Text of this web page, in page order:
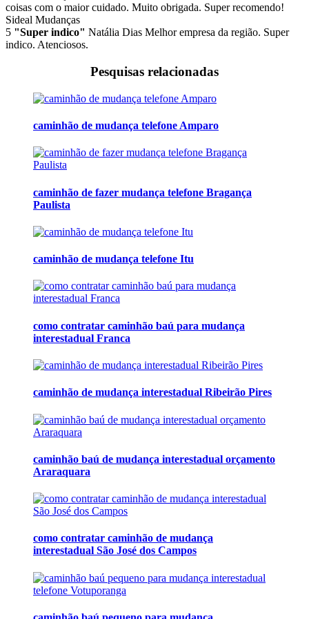
coisas com o maior cuidado. Muito obrigada. Super recomendo!
Sideal Mudanças
5 "Super indico" Natália Dias Melhor empresa da região. Super
indico. Atenciosos.
Pesquisas relacionadas
caminhão de mudança telefone Amparo
caminhão de fazer mudança telefone Bragança
Paulista
caminhão de mudança telefone Itu
como contratar caminhão baú para mudança
interestadual Franca
caminhão de mudança interestadual Ribeirão Pires
caminhão baú de mudança interestadual orçamento
Araraquara
como contratar caminhão de mudança
interestadual São José dos Campos